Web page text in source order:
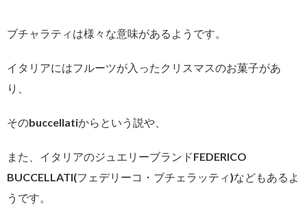
ブチャラティは様々な意味があるようです。
イタリアにはフルーツが入ったクリスマスのお菓子があ
り、
そのbuccellatiからという説や、
また、イタリアのジュエリーブランドFEDERICO
BUCCELLATI(フェデリーコ・ブチェラッティ)などもあるよ
うです。